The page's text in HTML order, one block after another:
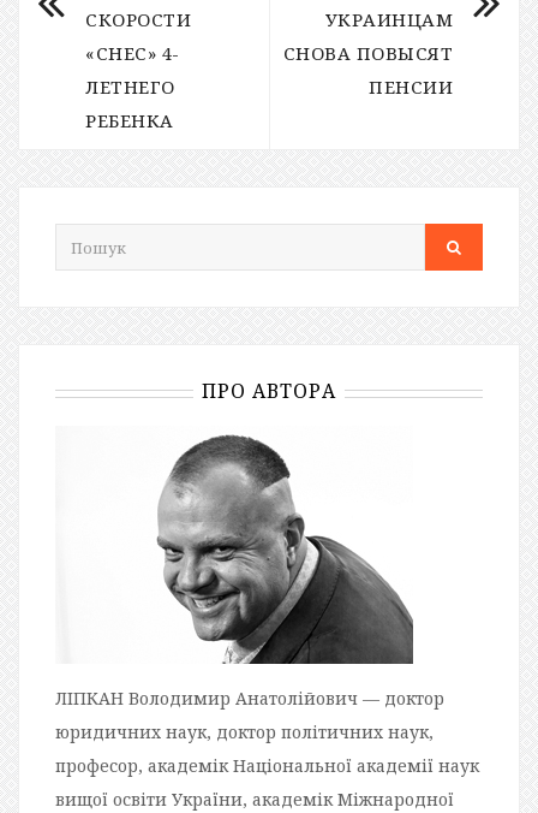
СКОРОСТИ
«СНЕС» 4-
ЛЕТНЕГО
РЕБЕНКА
УКРАИНЦАМ
СНОВА ПОВЫСЯТ
ПЕНСИИ
ПРО АВТОРА
ЛІПКАН Володимир Анатолійович — доктор
юридичних наук, доктор політичних наук,
професор, академік Національної академії наук
вищої освіти України, академік Міжнародної